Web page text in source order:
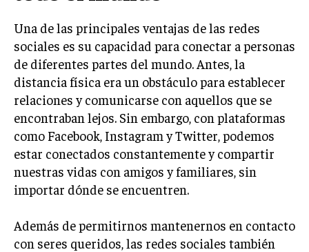
Una de las principales ventajas de las redes
sociales es su capacidad para conectar a personas
de diferentes partes del mundo. Antes, la
distancia física era un obstáculo para establecer
relaciones y comunicarse con aquellos que se
encontraban lejos. Sin embargo, con plataformas
como Facebook, Instagram y Twitter, podemos
estar conectados constantemente y compartir
nuestras vidas con amigos y familiares, sin
importar dónde se encuentren.
Además de permitirnos mantenernos en contacto
con seres queridos, las redes sociales también